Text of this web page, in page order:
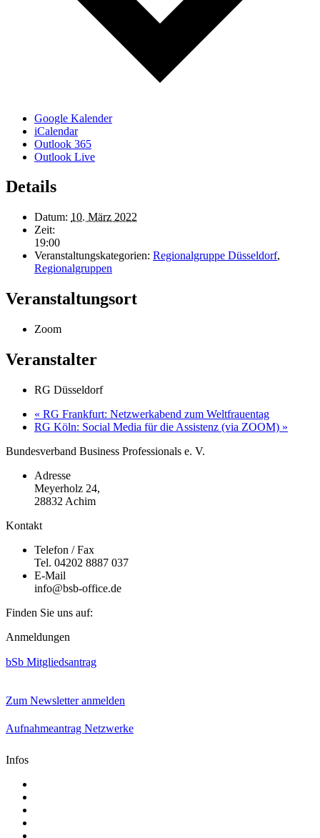
Google Kalender
iCalendar
Outlook 365
Outlook Live
Details
Datum: 10. März 2022
Zeit:
19:00
Veranstaltungskategorien: Regionalgruppe Düsseldorf,
Regionalgruppen
Veranstaltungsort
Zoom
Veranstalter
RG Düsseldorf
« RG Frankfurt: Netzwerkabend zum Weltfrauentag
RG Köln: Social Media für die Assistenz (via ZOOM) »
Bundesverband Business Professionals e. V.
Adresse
Meyerholz 24,
28832 Achim
Kontakt
Telefon / Fax
Tel. 04202 8887 037
E-Mail
info@bsb-office.de
Finden Sie uns auf:
Facebook
opens
window
Linkedin
opens
window
Instagram
opens
window
Anmeldungen
bSb Mitgliedsantrag
Zum Newsletter anmelden
Aufnahmeantrag Netzwerke
Infos